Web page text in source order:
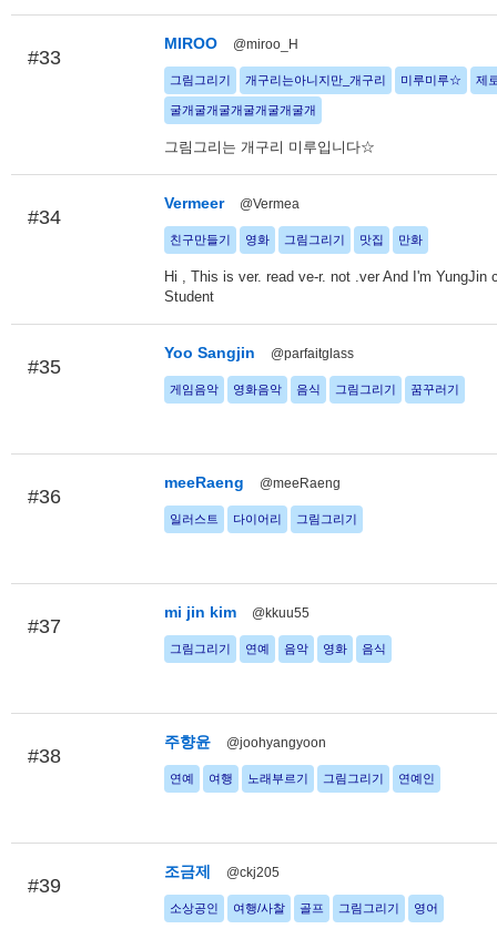
#33
MIROO @miroo_H
그림그리기 개구리는아니지만_개구리 미루미루☆ 제
굴개굴개굴개굴개굴개굴개
그림그리는 개구리 미루입니다☆
#34
Vermeer @Vermea
친구만들기 영화 그림그리기 맛집 만화
Hi , This is ver. read ve-r. not .ver And I'm YungJin
Student
#35
Yoo Sangjin @parfaitglass
게임음악 영화음악 음식 그림그리기 꿈꾸러기
#36
meeRaeng @meeRaeng
일러스트 다이어리 그림그리기
#37
mi jin kim @kkuu55
그림그리기 연예 음악 영화 음식
#38
주향윤 @joohyangyoon
연예 여행 노래부르기 그림그리기 연예인
#39
조금제 @ckj205
소상공인 여행/사찰 골프 그림그리기 영어